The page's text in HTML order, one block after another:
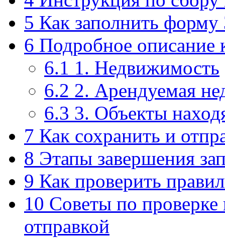
5 Как заполнить
6 Подробное описание
6.1 1. Недвижимость
6.2 2. Арендуемая
6.3 3. Объекты
7 Как сохранить и
8 Этапы завершения
9 Как проверить
10 Советы по
отправкой